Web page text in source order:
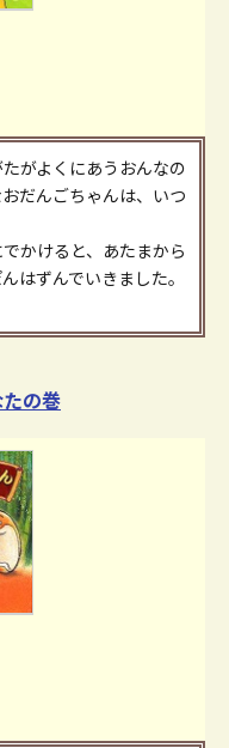
がよくにあうおんなの
だんごちゃんは、いつ
かけると、あたまから
はずんでいきました。
の巻